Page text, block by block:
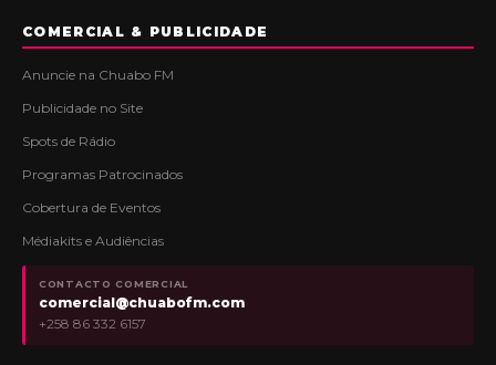
COMERCIAL & PUBLICIDADE
Anuncie na Chuabo FM
Publicidade no Site
Spots de Rádio
Programas Patrocinados
Cobertura de Eventos
Médiakits e Audiências
CONTACTO COMERCIAL
comercial@chuabofm.com
+258 86 332 6157